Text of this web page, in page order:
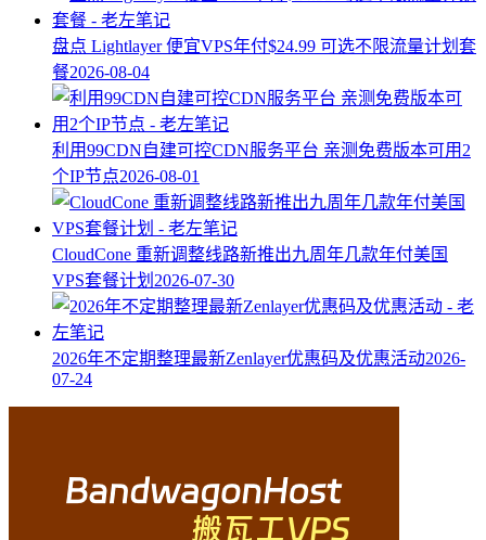
盘点 Lightlayer 便宜VPS年付$24.99 可选不限流量计划套
餐2026-08-04
利用99CDN自建可控CDN服务平台 亲测免费版本可用2
个IP节点2026-08-01
CloudCone 重新调整线路新推出九周年几款年付美国
VPS套餐计划 2026-07-30
2026年不定期整理最新Zenlayer优惠码及优惠活动2026-
07-24